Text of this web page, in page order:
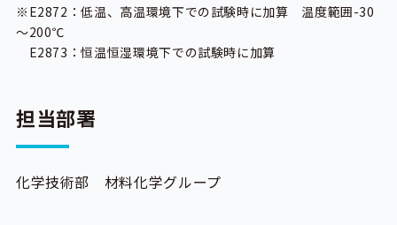
※E2872：低温、高温環境下での試験時に加算 温度範囲-30
～200℃
E2873：恒温恒湿環境下での試験時に加算
担当部署
化学技術部 材料化学グループ